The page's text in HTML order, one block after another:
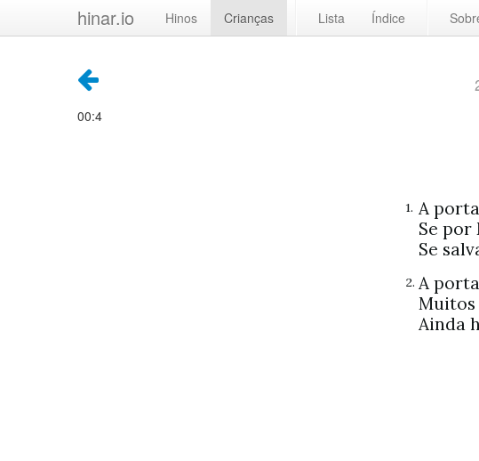
hinar.io Hinos Crianças Lista Índice
00:4
1. A
Se por
Se
2. A
Muitos
Ainda